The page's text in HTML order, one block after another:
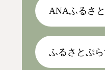
ANAふるさ
ふるさとぷ